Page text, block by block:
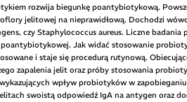
rozwija biegunkę poantybiotykową.
jelitowej na nieprawidłową. Dochodzi
czy Staphylococcus aureus. Liczne badania
Jak widać stosowanie
i staje się procedurą rutynową.
zapalenia jelit oraz próby stosowania
wpływ probiotyków w
swoistą odpowiedź IgA na antygen oraz